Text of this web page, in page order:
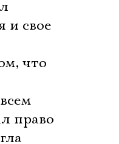
и свое
что
право